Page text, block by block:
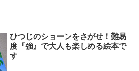
ひつじのショーンをさがせ！難易
度『強』で大人も楽しめる絵本で
す